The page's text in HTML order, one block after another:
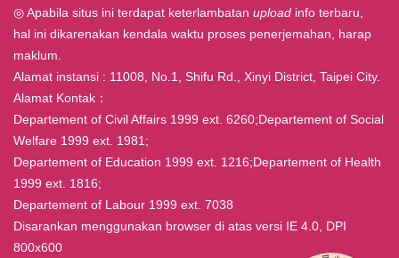
◎ Apabila situs ini terdapat keterlambatan upload info terbaru,
hal ini dikarenakan kendala waktu proses penerjemahan, harap
maklum.
Alamat instansi : 11008, No.1, Shifu Rd., Xinyi District, Taipei City.
Alamat Kontak：
Departement of Civil Affairs 1999 ext. 6260;Departement of Social
Welfare 1999 ext. 1981;
Departement of Education 1999 ext. 1216;Departement of Health
1999 ext. 1816;
Departement of Labour 1999 ext. 7038
Disarankan menggunakan browser di atas versi IE 4.0, DPI
800x600